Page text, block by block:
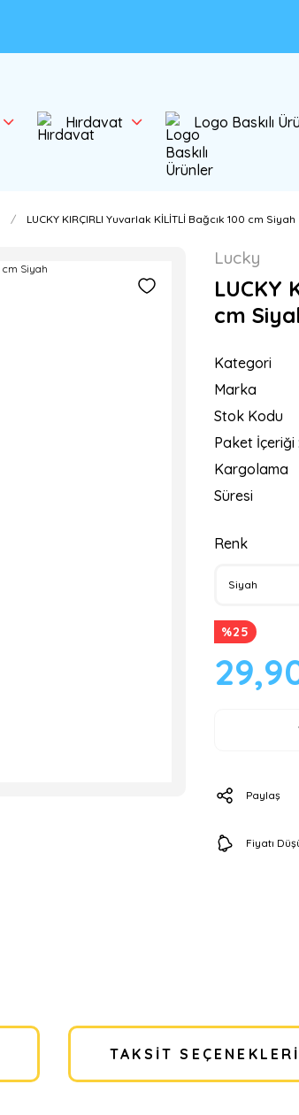
Hırdavat Logo Baskılı
LUCKY KIRÇIRLI Yuvarlak KİLİTLİ Bağcık 100 cm Siyah
Lucky
LUCKY
cm
Kategori
Marka
Stok Kodu
Paket İçeriği :
Kargolama
Süresi
Renk
%25
Paylaş
Fiyatı
TAKSIT SEÇENEKLERI